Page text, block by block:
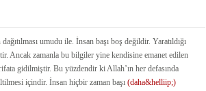
umudu ile. İnsan başı boş değildir. Yaratıldığı
Ancak zamanla bu bilgiler yine kendisine emanet edilen
gidilmiştir. Bu yüzdendir ki Allah’ın her defasında
içindir. İnsan hiçbir zaman başı (daha&helliip;)